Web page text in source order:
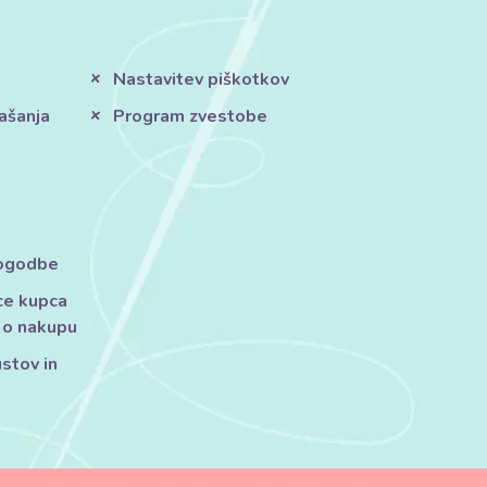
kupca
nakupu
in
Nastavitev piškotkov
Program zvestobe